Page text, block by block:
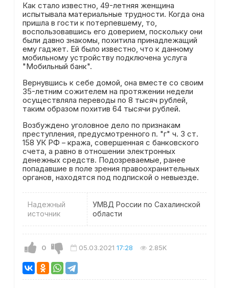
Как стало известно, 49-летняя женщина
испытывала материальные трудности. Когда она
пришла в гости к потерпевшему, то,
воспользовавшись его доверием, поскольку они
были давно знакомы, похитила принадлежащий
ему гаджет. Ей было известно, что к данному
мобильному устройству подключена услуга
"Мобильный банк".
Вернувшись к себе домой, она вместе со своим
35-летним сожителем на протяжении недели
осуществляла переводы по 8 тысяч рублей,
таким образом похитив 64 тысячи рублей.
Возбуждено уголовное дело по признакам
преступления, предусмотренного п. "г" ч. 3 ст.
158 УК РФ – кража, совершенная с банковского
счета, а равно в отношении электронных
денежных средств. Подозреваемые, ранее
попадавшие в поле зрения правоохранительных
органов, находятся под подпиской о невыезде.
Надежный
источник
УМВД России по Сахалинской
области
0 05.03.2021 17:28 2.85K